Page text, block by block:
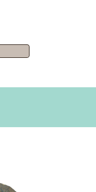
خروج از حساب کاربری